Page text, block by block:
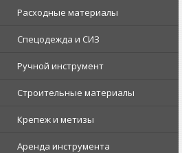
Расходные материалы
Спецодежда и СИЗ
Ручной инструмент
Строительные материалы
Крепеж и метизы
Аренда инструмента